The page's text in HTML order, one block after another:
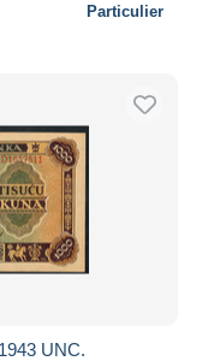
Particulier
UNC.